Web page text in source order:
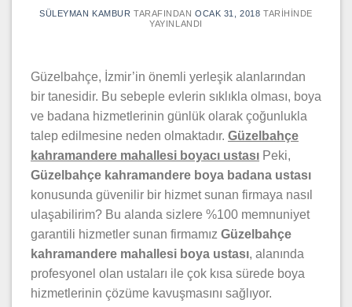
SÜLEYMAN KAMBUR TARAFINDAN OCAK 31, 2018 TARIHINDE
YAYINLANDI
Güzelbahçe, İzmir’in önemli yerleşik alanlarından
bir tanesidir. Bu sebeple evlerin sıklıkla olması, boya
ve badana hizmetlerinin günlük olarak çoğunlukla
talep edilmesine neden olmaktadır. Güzelbahçe
kahramandere mahallesi boyacı ustası Peki,
Güzelbahçe kahramandere boya badana ustası
konusunda güvenilir bir hizmet sunan firmaya nasıl
ulaşabilirim? Bu alanda sizlere %100 memnuniyet
garantili hizmetler sunan firmamız Güzelbahçe
kahramandere mahallesi boya ustası, alanında
profesyonel olan ustaları ile çok kısa sürede boya
hizmetlerinin çözüme kavuşmasını sağlıyor.